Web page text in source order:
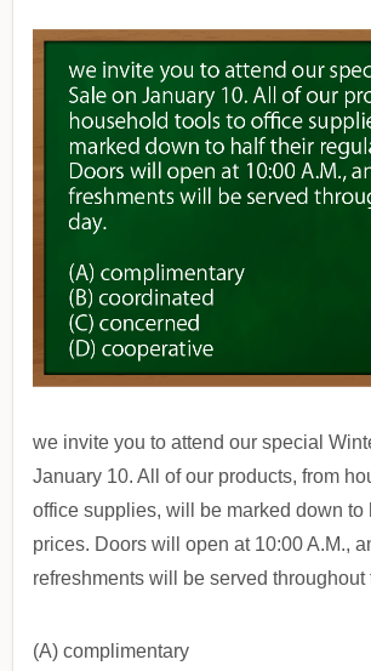
we invite you to attend our special
January 10. All of our products, from
office supplies, will be marked down to
prices. Doors will open at 10:00 A.M.,
refreshments will be served throughout
(A) complimentary